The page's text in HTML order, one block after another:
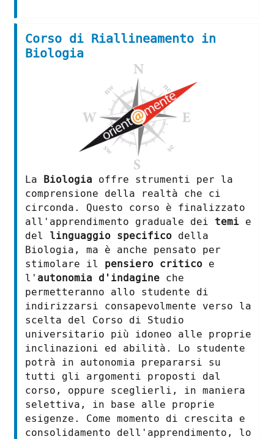
Corso di Riallineamento in
Biologia
La Biologia offre strumenti per la
comprensione della realtà che ci
circonda. Questo corso è finalizzato
all'apprendimento graduale dei temi e
del linguaggio specifico della
Biologia, ma è anche pensato per
stimolare il pensiero critico e
l' autonomia d'indagine che
permetteranno allo studente di
indirizzarsi consapevolmente verso la
scelta del Corso di Studio
universitario più idoneo alle proprie
inclinazioni ed abilità. Lo studente
potrà in autonomia prepararsi su
tutti gli argomenti proposti dal
corso, oppure sceglierli, in maniera
selettiva, in base alle proprie
esigenze. Come momento di crescita e
consolidamento dell'apprendimento, lo